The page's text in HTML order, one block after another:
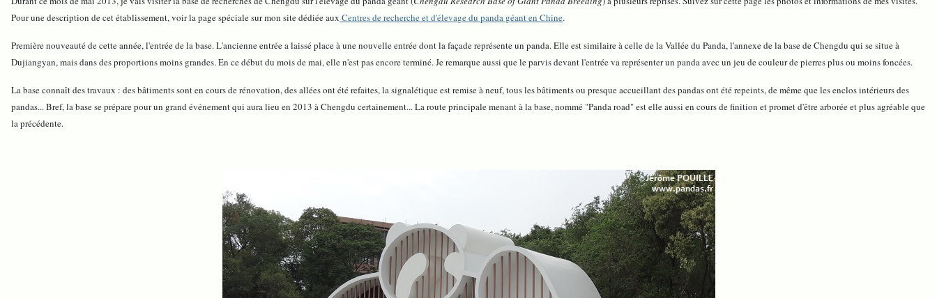
Pour une description de cet établissement, voir la page spéciale sur mon site dédiée aux Centres de recherche et d'élevage du panda géant en Chine.
Première nouveauté de cette année, l'entrée de la base. L'ancienne entrée a laissé place à une nouvelle entrée dont la façade représente un panda. Elle est similaire à celle de la Vallée du Panda, l'annexe de la base de Chengdu qui se situe à
Dujiangyan, mais dans des proportions moins grandes. En ce début du mois de mai, elle n'est pas encore terminé. Je remarque aussi que le parvis devant l'entrée va représenter un panda avec un jeu de couleur de pierres plus ou moins foncées.
La base connaît des travaux : des bâtiments sont en cours de rénovation, des allées ont été refaites, la signalétique est remise à neuf, tous les bâtiments ou presque accueillant des pandas ont été repeints, de même que les enclos intérieurs des
pandas... Bref, la base se prépare pour un grand événement qui aura lieu en 2013 à Chengdu certainement... La route principale menant à la base, nommé "Panda road" est elle aussi en cours de finition et promet d'être arborée et plus agréable que
la précédente.